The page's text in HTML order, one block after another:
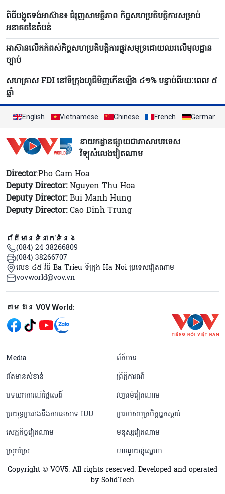
ពិធីបង្ហូតទង់អាស៊ាន៖ ជំរុញសាមគ្គីភាព កិច្ចសហប្រតិបត្តិការសម្រាប់
អនាគតនៃតំបន់
អាស៊ានលើកកំពស់កិច្ចសហប្រតិបត្តិការផ្លូវសមុទ្រដោយឈរលើមុលដ្ឋាន
ច្បាប់
សហគ្រាស FDI នៅទីក្រុងហូជីមិញកើនឡើង ៤១% បន្ទាប់ពីរយៈពេល ៥
ឆ្នាំ
English Vietnamese Chinese French German
នាយកដ្ឋានផ្សាយជាភាសារបរទេស
វិទ្យុសំលេងវៀតណាម
Director:Pho Cam Hoa
Deputy Director:Nguyen Thu Hoa
Deputy Director:Bui Manh Hung
Deputy Director:Cao Dinh Trung
ព័ត៌មានទំនាក់ទំនង
(084) 24 38266809
(084) 38266707
លេខ ៤៥ វិថី Ba Trieu ទីក្រុង Ha Noi ប្រទេសវៀតណាម
vovworld@vov.vn
Mạng xã hội
តាមដាន VOV World:
menu footer tiếng Khmer
Media
ព័ត៍មាន
ព័តមានសំខាន់
ព្រឹត្តិការណ៍
បទយកការណ៍ថ្ងៃសៅរ៍
វប្បធម៍វៀតណាម
ប្រយុទ្ធប្រឆាំងនឹងការនេសាទ IUU
ប្រអប់សំបុត្រមិត្តអ្នកស្តាប់
សេដ្ឋកិច្ចវៀតណាម
មនុស្សវៀតណាម
ស្រុកស្រែ
ហាណូយខ្ញុំស្នេហា
Copyright © VOV5. All rights reserved. Developed and operated
by SolidTech